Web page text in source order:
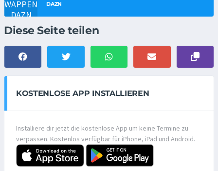
DAZN
Diese Seite teilen
KOSTENLOSE APP INSTALLIEREN
Installiere dir jetzt die kostenlose App um keine Termine zu
verpassen. Kostenlos verfügbar für iPhone, iPad und Android.